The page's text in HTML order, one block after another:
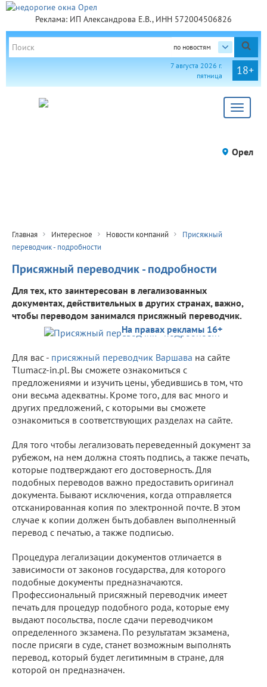
Реклама: ИП Александрова Е.В., ИНН 572004506826
по новостям
18+
7 августа 2026 г.
пятница
Toggle
Орел
Главная Интересное Новости компаний
Присяжный
переводчик - подробности
Присяжный переводчик - подробности
Для тех, кто заинтересован в легализованных
документах, действительных в других странах, важно,
чтобы переводом занимался присяжный переводчик.
На правах рекламы 16+
Для вас - присяжный переводчик Варшава на сайте
Tlumacz-in.pl. Вы сможете ознакомиться с
предложениями и изучить цены, убедившись в том, что
они весьма адекватны. Кроме того, для вас много и
других предложений, с которыми вы сможете
ознакомиться в соответствующих разделах на сайте.
Для того чтобы легализовать переведенный документ за
рубежом, на нем должна стоять подпись, а также печать,
которые подтверждают его достоверность. Для
подобных переводов важно предоставить оригинал
документа. Бывают исключения, когда отправляется
отсканированная копия по электронной почте. В этом
случае к копии должен быть добавлен выполненный
перевод с печатью, а также подписью.
Процедура легализации документов отличается в
зависимости от законов государства, для которого
подобные документы предназначаются.
Профессиональный присяжный переводчик имеет
печать для процедур подобного рода, которые ему
выдают посольства, после сдачи переводчиком
определенного экзамена. По результатам экзамена,
после присяги в суде, станет возможным выполнять
перевод, который будет легитимным в стране, для
которой он предназначен.